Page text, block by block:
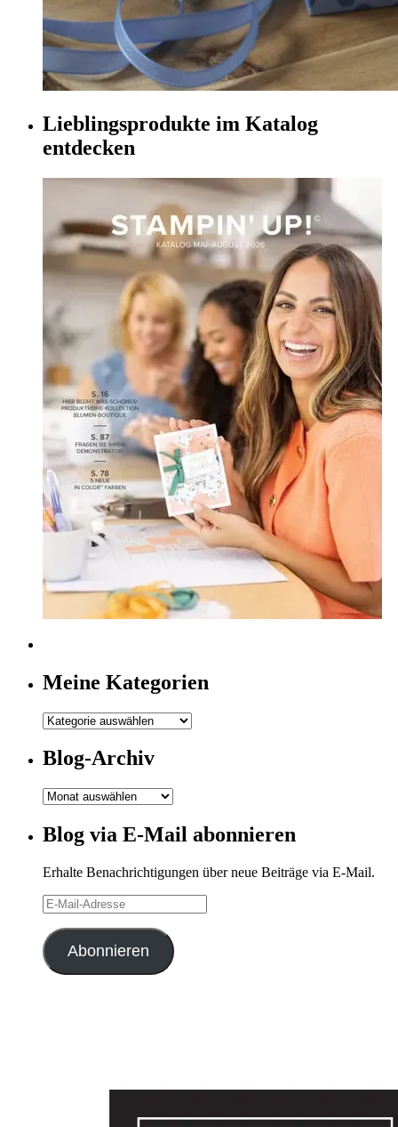
Lieblingsprodukte im Katalog
entdecken
Meine Kategorien
Meine
Blog-Archiv
Blog-
Blog via E-Mail abonnieren
Erhalte Benachrichtigungen über neue Beiträge via E-Mail.
E-
Mail-
Adresse
Abonnieren